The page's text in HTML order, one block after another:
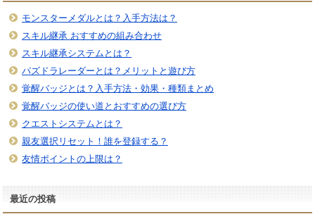
モンスターメダルとは？入手方法は？
スキル継承 おすすめの組み合わせ
スキル継承システムとは？
パズドラレーダーとは？メリットと遊び方
覚醒バッジとは？入手方法・効果・種類まとめ
覚醒バッジの使い道とおすすめの選び方
クエストシステムとは？
親友選択リセット！誰を登録する？
友情ポイントの上限は？
最近の投稿